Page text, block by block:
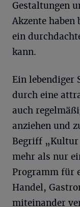
Gestaltungen
Akzente haben
ein
kann.
Ein lebendiger
durch eine
auch
anziehen und
Begriff „Kultur
mehr als nur
Programm für
Handel,
miteinander